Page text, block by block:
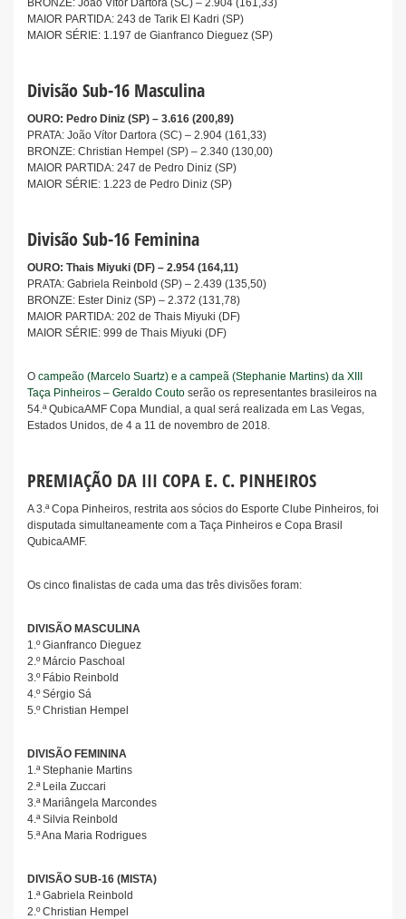
BRONZE: João Vítor Dartora (SC) – 2.904 (161,33)
MAIOR PARTIDA: 243 de Tarik El Kadri (SP)
MAIOR SÉRIE: 1.197 de Gianfranco Dieguez (SP)
Divisão Sub-16 Masculina
OURO: Pedro Diniz (SP) – 3.616 (200,89)
PRATA: João Vítor Dartora (SC) – 2.904 (161,33)
BRONZE: Christian Hempel (SP) – 2.340 (130,00)
MAIOR PARTIDA: 247 de Pedro Diniz (SP)
MAIOR SÉRIE: 1.223 de Pedro Diniz (SP)
Divisão Sub-16 Feminina
OURO: Thais Miyuki (DF) – 2.954 (164,11)
PRATA: Gabriela Reinbold (SP) – 2.439 (135,50)
BRONZE: Ester Diniz (SP) – 2.372 (131,78)
MAIOR PARTIDA: 202 de Thais Miyuki (DF)
MAIOR SÉRIE: 999 de Thais Miyuki (DF)
O campeão (Marcelo Suartz) e a campeã (Stephanie Martins) da XIII
Taça Pinheiros – Geraldo Couto serão os representantes brasileiros na
54.ª QubicaAMF Copa Mundial, a qual será realizada em Las Vegas,
Estados Unidos, de 4 a 11 de novembro de 2018.
PREMIAÇÃO DA III COPA E. C. PINHEIROS
A 3.ª Copa Pinheiros, restrita aos sócios do Esporte Clube Pinheiros, foi
disputada simultaneamente com a Taça Pinheiros e Copa Brasil
QubicaAMF.
Os cinco finalistas de cada uma das três divisões foram:
DIVISÃO MASCULINA
1.º Gianfranco Dieguez
2.º Márcio Paschoal
3.º Fábio Reinbold
4.º Sérgio Sá
5.º Christian Hempel
DIVISÃO FEMININA
1.ª Stephanie Martins
2.ª Leila Zuccari
3.ª Mariângela Marcondes
4.ª Silvia Reinbold
5.ª Ana Maria Rodrigues
DIVISÃO SUB-16 (MISTA)
1.ª Gabriela Reinbold
2.º Christian Hempel